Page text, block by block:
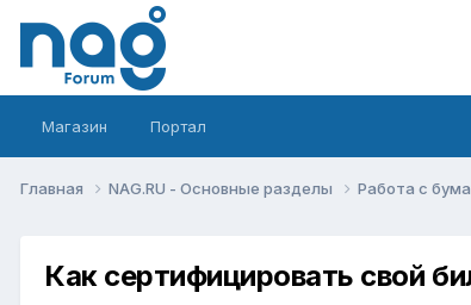
Магазин Портал
Главная NAG.RU - Основные разделы Работа с
Как сертифицировать свой